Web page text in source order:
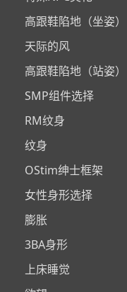
高跟鞋陷地（坐姿）
天际的风
高跟鞋陷地（站姿）
SMP组件选择
RM纹身
纹身
OStim绅士框架
女性身形选择
膨胀
3BA身形
上床睡觉